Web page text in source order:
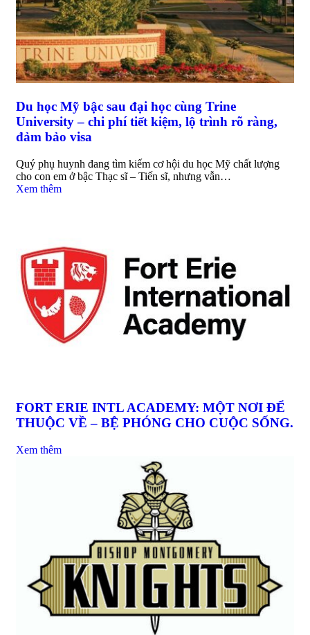
Du học Mỹ bậc sau đại học cùng Trine
University – chi phí tiết kiệm, lộ trình rõ ràng,
đảm bảo visa
Quý phụ huynh đang tìm kiếm cơ hội du học Mỹ chất lượng
cho con em ở bậc Thạc sĩ – Tiến sĩ, nhưng vẫn…
Xem thêm
FORT ERIE INTL ACADEMY: MỘT NƠI ĐỂ
THUỘC VỀ – BỆ PHÓNG CHO CUỘC SỐNG.
Xem thêm